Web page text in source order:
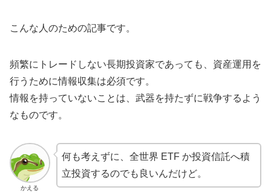
こんな人のための記事です。
頻繁にトレードしない長期投資家であっても、資産運用を
行うために情報収集は必須です。
情報を持っていないことは、武器を持たずに戦争するよう
なものです。
かえる
何も考えずに、全世界 ETF か投資信託へ積
立投資するのでも良いんだけど。